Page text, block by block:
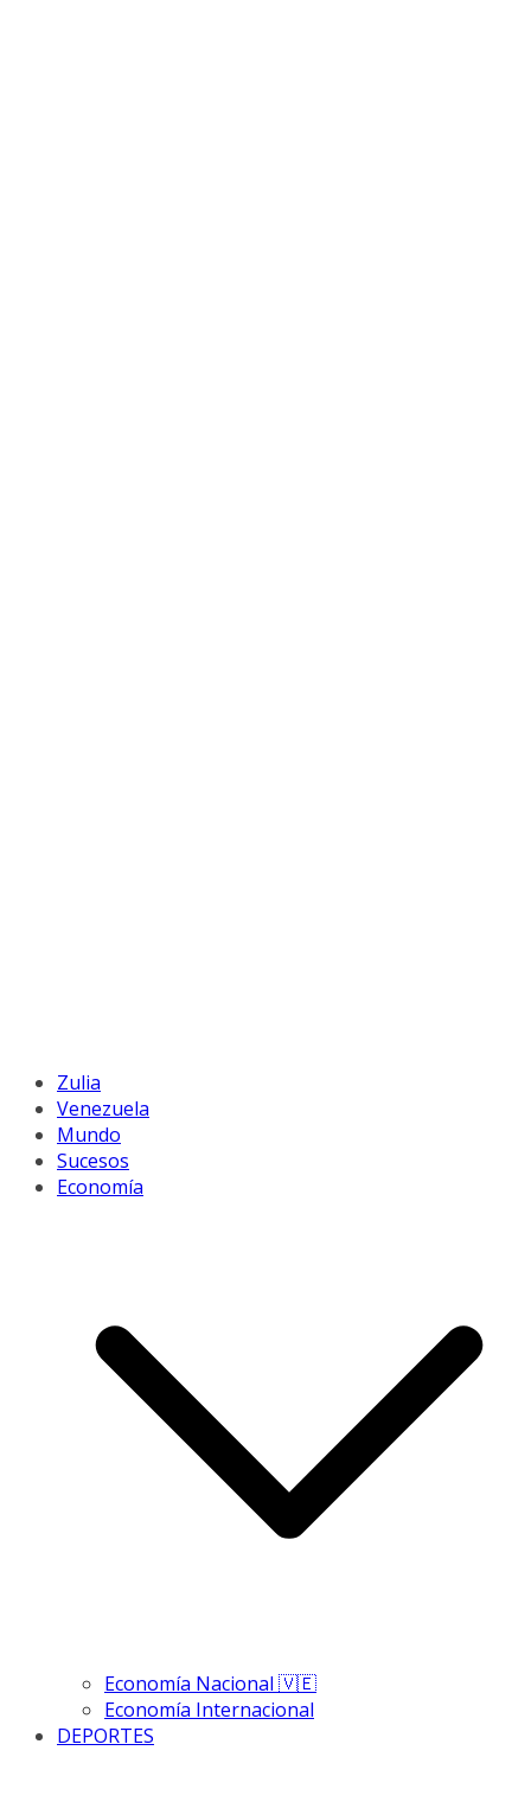
Zulia
Venezuela
Mundo
Sucesos
Economía
Economía Nacional 🇻🇪
Economía Internacional
DEPORTES